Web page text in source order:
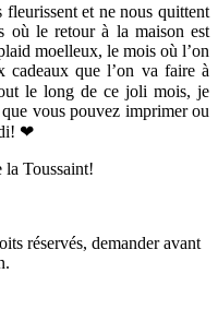
fleurissent et ne nous quittent
où le retour à la maison est
moelleux, le mois où l’on
cadeaux que l’on va faire à
le long de ce joli mois, je
vous pouvez imprimer ou
❤
la Toussaint!
réservés, demander avant